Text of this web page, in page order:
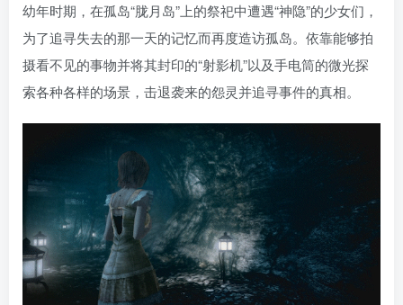
幼年时期，在孤岛“胧月岛”上的祭祀中遭遇“神隐”的少女们，
为了追寻失去的那一天的记忆而再度造访孤岛。依靠能够拍
摄看不见的事物并将其封印的“射影机”以及手电筒的微光探
索各种各样的场景，击退袭来的怨灵并追寻事件的真相。